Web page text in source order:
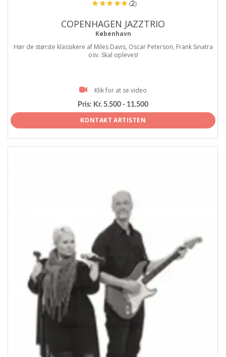
(2)
COPENHAGEN JAZZTRIO
København
Hør de største klassikere af Miles Davis, Oscar Peterson, Frank Sinatra
osv. Skal opleves!
Klik for at se video
Pris: Kr. 5.500 - 11.500
KONTAKT ARTISTEN